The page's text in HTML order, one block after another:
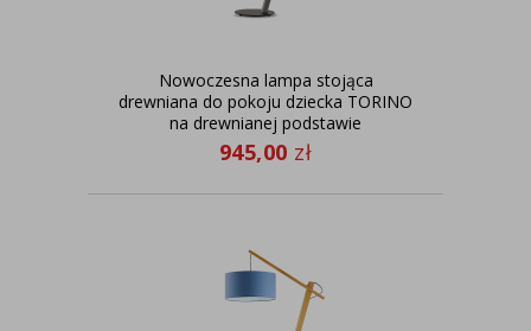
Nowoczesna lampa stojąca
drewniana do pokoju dziecka TORINO
na drewnianej podstawie
945,00 zł